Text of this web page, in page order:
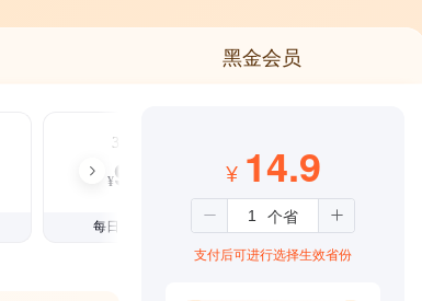
黑金会员
3个月
¥99
每日仅1.08元
¥ 14.9
支付后可进行选择生效省份